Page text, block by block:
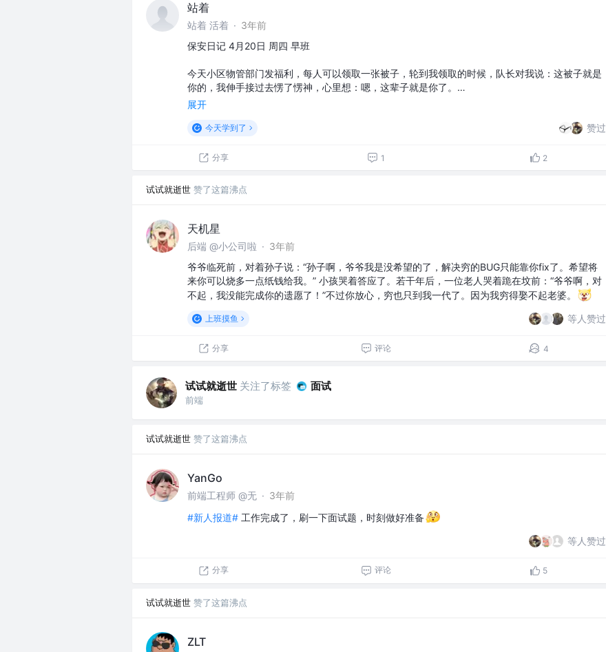
站着
站着 活着 · 3年前
保安日记 4月20日 周四 早班
今天小区物管部门发福利，每人可以领取一张被子，轮到我领取的时候，队长对我说：这被子就是
你的，我伸手接过去愣了愣神，心里想：嗯，这辈子就是你了。…
展开
今天学到了 赞过
分享 1 2
试试就逝世 赞了这篇沸点
天机星
后端 @小公司啦 · 3年前
爷爷临死前，对着孙子说：“孙子啊，爷爷我是没希望的了，解决穷的BUG只能靠你fix了。希望将
来你可以烧多一点纸钱给我。” 小孩哭着答应了。若干年后，一位老人哭着跪在坟前：“爷爷啊，对
不起，我没能完成你的遗愿了！”不过你放心，穷也只到我一代了。因为我穷得娶不起老婆。
上班摸鱼 等人赞过
分享 评论 4
试试就逝世 关注了标签 面试
前端
试试就逝世 赞了这篇沸点
YanGo
前端工程师 @无 · 3年前
#新人报道# 工作完成了，刷一下面试题，时刻做好准备
等人赞过
分享 评论 5
试试就逝世 赞了这篇沸点
ZLT